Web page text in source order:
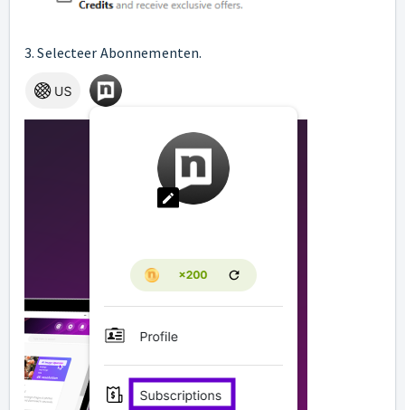
3. Selecteer Abonnementen.